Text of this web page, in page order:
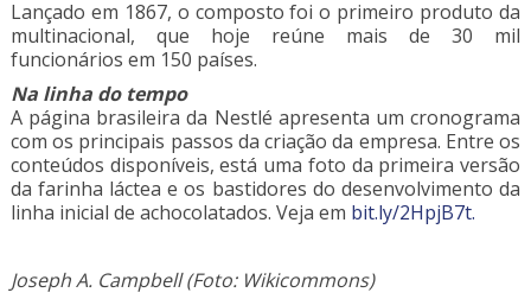
Lançado em 1867, o composto foi o primeiro produto da
multinacional, que hoje reúne mais de 30 mil
funcionários em 150 países.
Na linha do tempo
A página brasileira da Nestlé apresenta um cronograma
com os principais passos da criação da empresa. Entre os
conteúdos disponíveis, está uma foto da primeira versão
da farinha láctea e os bastidores do desenvolvimento da
linha inicial de achocolatados. Veja em bit.ly/2HpjB7t.
Joseph A. Campbell (Foto: Wikicommons)